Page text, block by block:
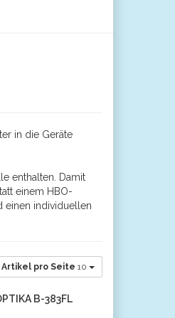
in die Geräte
enthalten. Damit
einem HBO-
einen individuellen
Artikel pro Seite 10
B-383FL